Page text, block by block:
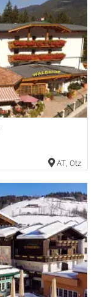
AT, Otz